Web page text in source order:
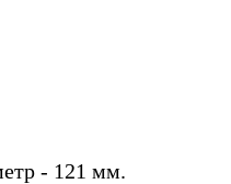
- 121 мм.